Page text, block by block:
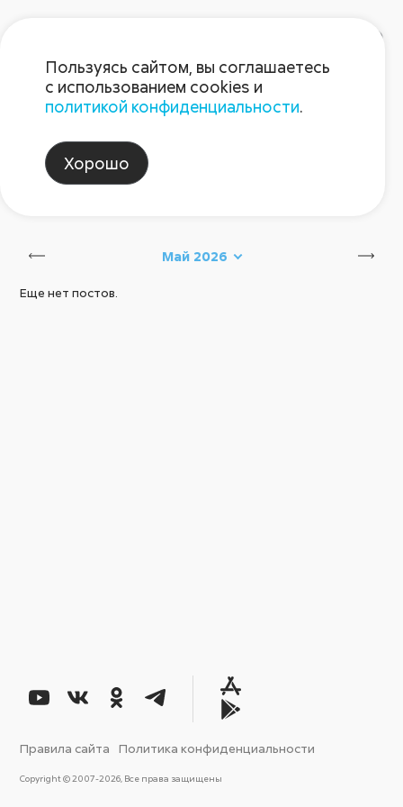
Блог Августа
Май 2026
Еще нет постов.
Правила сайта Политика конфиденциальности
Copyright © 2007-2026, Все права защищены
Пользуясь сайтом, вы соглашаетесь
с использованием cookies и
политикой конфиденциальности.
Хорошо